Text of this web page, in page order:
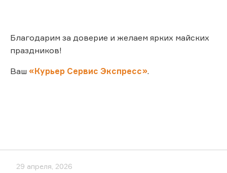
Благодарим за доверие и желаем ярких майских
праздников!
Ваш «Курьер Сервис Экспресс».
29 апреля, 2026